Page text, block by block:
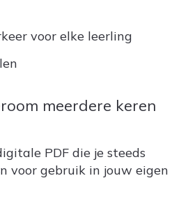
voor elke leerling
meerdere keren
PDF die je steeds
voor gebruik in jouw eigen